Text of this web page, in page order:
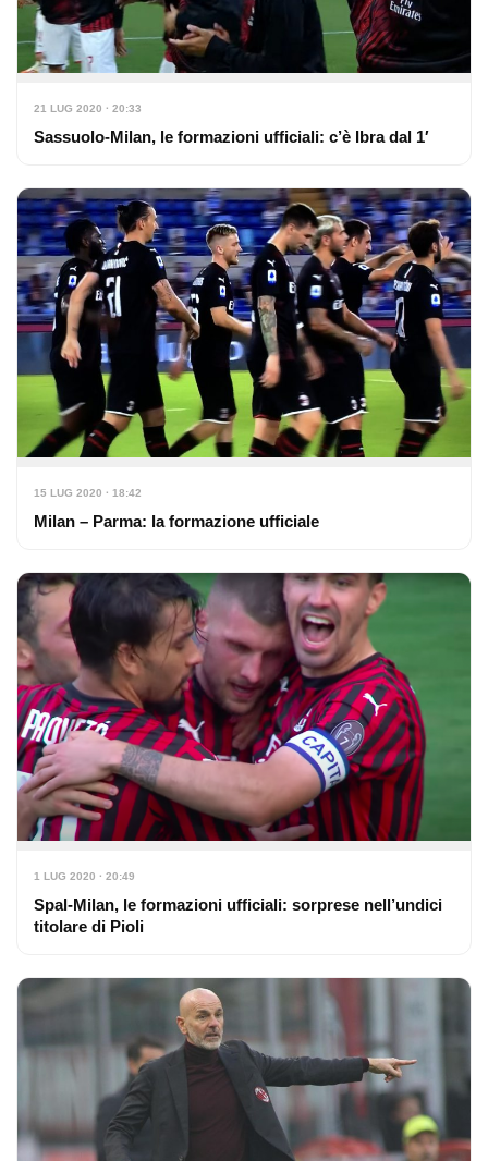
21 LUG 2020 · 20:33
Sassuolo-Milan, le formazioni ufficiali: c’è Ibra dal 1′
15 LUG 2020 · 18:42
Milan – Parma: la formazione ufficiale
1 LUG 2020 · 20:49
Spal-Milan, le formazioni ufficiali: sorprese nell’undici
titolare di Pioli